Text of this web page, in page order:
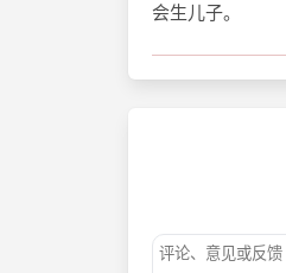
会生儿子。